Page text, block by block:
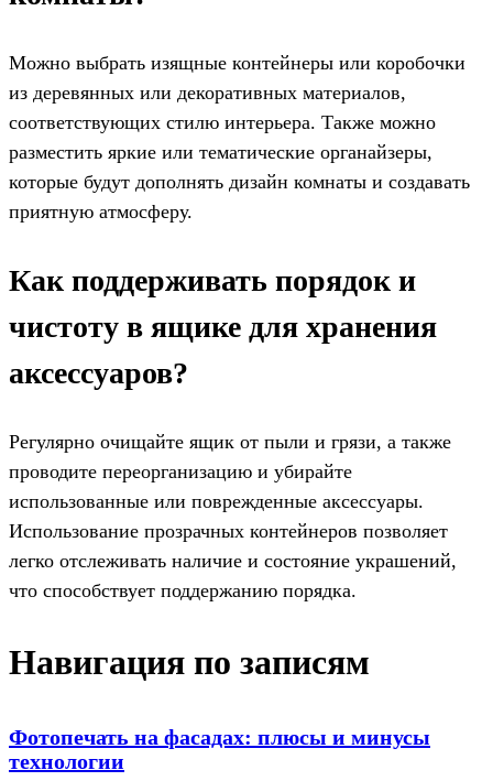
Можно выбрать изящные контейнеры или коробочки
из деревянных или декоративных материалов,
соответствующих стилю интерьера. Также можно
разместить яркие или тематические органайзеры,
которые будут дополнять дизайн комнаты и создавать
приятную атмосферу.
Как поддерживать порядок и
чистоту в ящике для хранения
аксессуаров?
Регулярно очищайте ящик от пыли и грязи, а также
проводите переорганизацию и убирайте
использованные или поврежденные аксессуары.
Использование прозрачных контейнеров позволяет
легко отслеживать наличие и состояние украшений,
что способствует поддержанию порядка.
Навигация по записям
Фотопечать на фасадах: плюсы и минусы
технологии